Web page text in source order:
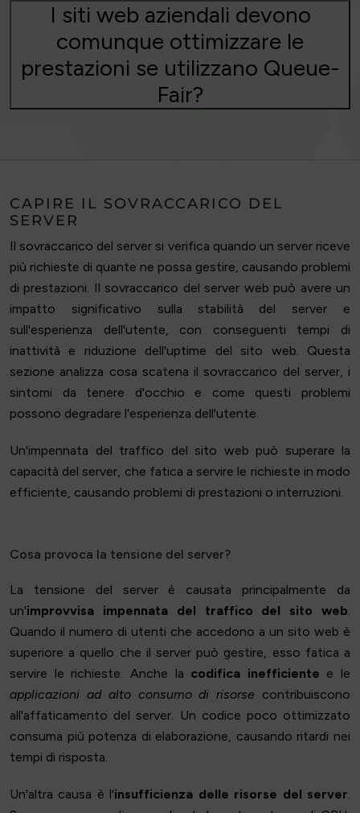
I siti web aziendali devono
comunque ottimizzare le
prestazioni se utilizzano Queue-
Fair?
CAPIRE IL SOVRACCARICO DEL
SERVER
Il sovraccarico del server si verifica quando un server riceve
più richieste di quante ne possa gestire, causando problemi
di prestazioni. Il sovraccarico del server web può avere un
impatto significativo sulla stabilità del server e
sull'esperienza dell'utente, con conseguenti tempi di
inattività e riduzione dell'uptime del sito web. Questa
sezione analizza cosa scatena il sovraccarico del server, i
sintomi da tenere d'occhio e come questi problemi
possono degradare l'esperienza dell'utente.
Un'impennata del traffico del sito web può superare la
capacità del server, che fatica a servire le richieste in modo
efficiente, causando problemi di prestazioni o interruzioni.
Cosa provoca la tensione del server?
La tensione del server è causata principalmente da
un'improvvisa impennata del traffico del sito web.
Quando il numero di utenti che accedono a un sito web è
superiore a quello che il server può gestire, esso fatica a
servire le richieste. Anche la codifica inefficiente e le
applicazioni ad alto consumo di risorse contribuiscono
all'affaticamento del server. Un codice poco ottimizzato
consuma più potenza di elaborazione, causando ritardi nei
tempi di risposta.
Un'altra causa è l'insufficienza delle risorse del server.